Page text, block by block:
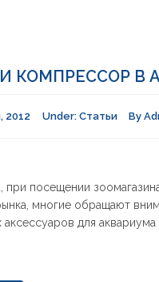
КОМПРЕССОР В
2012 Under: Статьи By
при посещении
многие обращают
для аквариума